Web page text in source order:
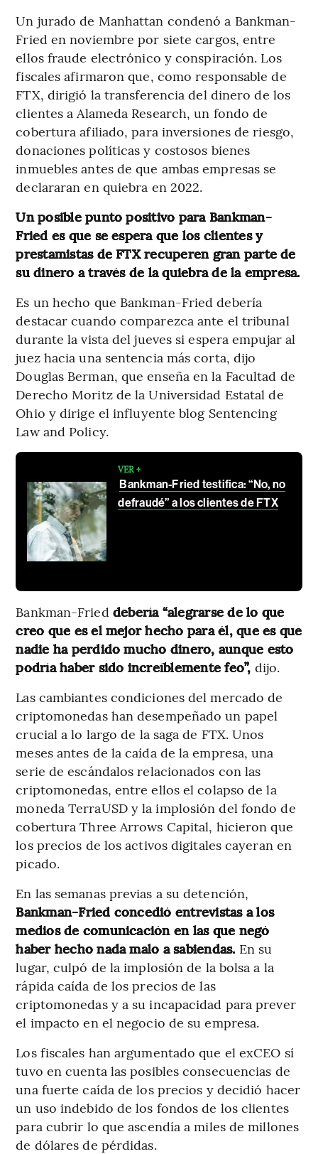
Un jurado de Manhattan condenó a Bankman-
Fried en noviembre por siete cargos, entre
ellos fraude electrónico y conspiración. Los
fiscales afirmaron que, como responsable de
FTX, dirigió la transferencia del dinero de los
clientes a Alameda Research, un fondo de
cobertura afiliado, para inversiones de riesgo,
donaciones políticas y costosos bienes
inmuebles antes de que ambas empresas se
declararan en quiebra en 2022.
Un posible punto positivo para Bankman-
Fried es que se espera que los clientes y
prestamistas de FTX recuperen gran parte de
su dinero a través de la quiebra de la empresa.
Es un hecho que Bankman-Fried debería
destacar cuando comparezca ante el tribunal
durante la vista del jueves si espera empujar al
juez hacia una sentencia más corta, dijo
Douglas Berman, que enseña en la Facultad de
Derecho Moritz de la Universidad Estatal de
Ohio y dirige el influyente blog Sentencing
Law and Policy.
VER +
Bankman-Fried testifica: “No, no
defraudé” a los clientes de FTX
Bankman-Fried debería “alegrarse de lo que
creo que es el mejor hecho para él, que es que
nadie ha perdido mucho dinero, aunque esto
podría haber sido increíblemente feo”, dijo.
Las cambiantes condiciones del mercado de
criptomonedas han desempeñado un papel
crucial a lo largo de la saga de FTX. Unos
meses antes de la caída de la empresa, una
serie de escándalos relacionados con las
criptomonedas, entre ellos el colapso de la
moneda TerraUSD y la implosión del fondo de
cobertura Three Arrows Capital, hicieron que
los precios de los activos digitales cayeran en
picado.
En las semanas previas a su detención,
Bankman-Fried concedió entrevistas a los
medios de comunicación en las que negó
haber hecho nada malo a sabiendas. En su
lugar, culpó de la implosión de la bolsa a la
rápida caída de los precios de las
criptomonedas y a su incapacidad para prever
el impacto en el negocio de su empresa.
Los fiscales han argumentado que el exCEO sí
tuvo en cuenta las posibles consecuencias de
una fuerte caída de los precios y decidió hacer
un uso indebido de los fondos de los clientes
para cubrir lo que ascendía a miles de millones
de dólares de pérdidas.